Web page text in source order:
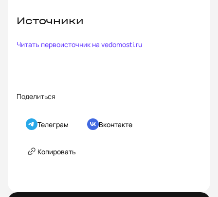
Источники
Читать первоисточник на vedomosti.ru
Поделиться
Телеграм Вконтакте
Копировать